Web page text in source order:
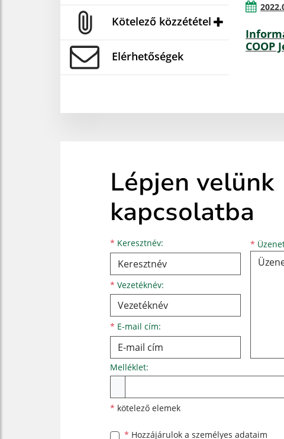
Kötelező közzététel
Elérhetőségek
COOP
Lépjen velünk
kapcsolatba
* Keresztnév:
Keresztnév
* Vezetéknév:
Vezetéknév
* E-mail cím:
E-mail cím *
Melléklet:
* kötelező elemek
* Hozzájárulok a személyes adataim